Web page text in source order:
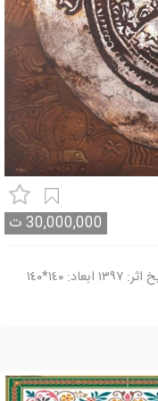
30,000,000ت
نام اثر: پوراندخت نام آرتيست: ثمين زمانى تاريخ اثر: ١٣٩٧ ابعاد: ١٤٠*١٤٠